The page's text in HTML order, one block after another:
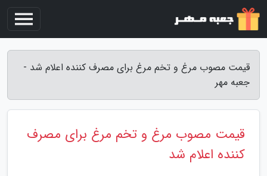
قیمت مصوب مرغ و تخم مرغ برای مصرف کننده اعلام شد -
جعبه مهر
قیمت مصوب مرغ و تخم مرغ برای مصرف
کننده اعلام شد